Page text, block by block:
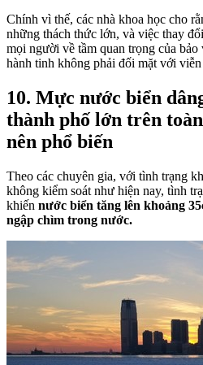
Chính vì thế, các nhà khoa học cho
những thách thức lớn, và việc thay
mọi người về tầm quan trọng của
hành tinh không phải đối mặt với
10. Mực nước biển
thành phố lớn trên
nên phổ biến
Theo các chuyên gia, với tình trạng
không kiểm soát như hiện nay, tình
khiến nước biển tăng lên khoảng
ngập chìm trong nước.